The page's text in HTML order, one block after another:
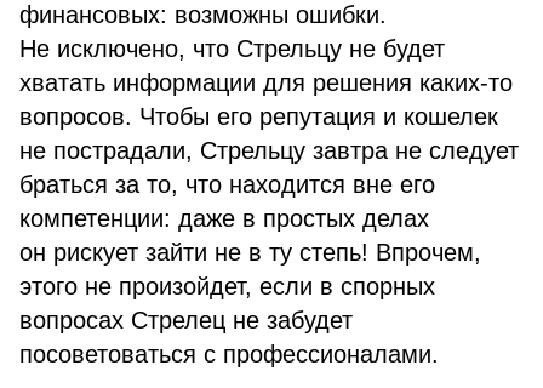
финансовых: возможны ошибки.
Не исключено, что Стрельцу не будет
хватать информации для решения каких-то
вопросов. Чтобы его репутация и кошелек
не пострадали, Стрельцу завтра не следует
браться за то, что находится вне его
компетенции: даже в простых делах
он рискует зайти не в ту степь! Впрочем,
этого не произойдет, если в спорных
вопросах Стрелец не забудет
посоветоваться с профессионалами.